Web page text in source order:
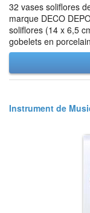
32 vases soliflores
marque DECO
soliflores (14 x 6,5
gobelets en
Instrument de